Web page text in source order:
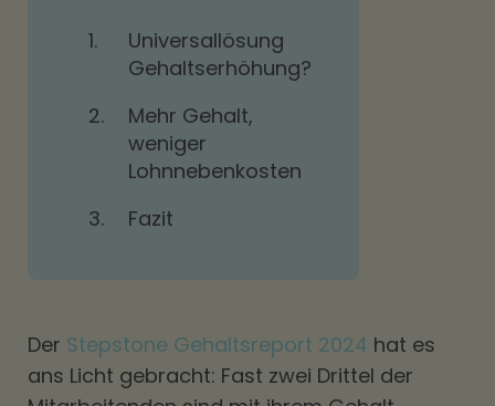
1.
Universallösung
Gehaltserhöhung?
2.
Mehr Gehalt,
weniger
Lohnnebenkosten
3.
Fazit
Der Stepstone Gehaltsreport 2024 hat es
ans Licht gebracht: Fast zwei Drittel der